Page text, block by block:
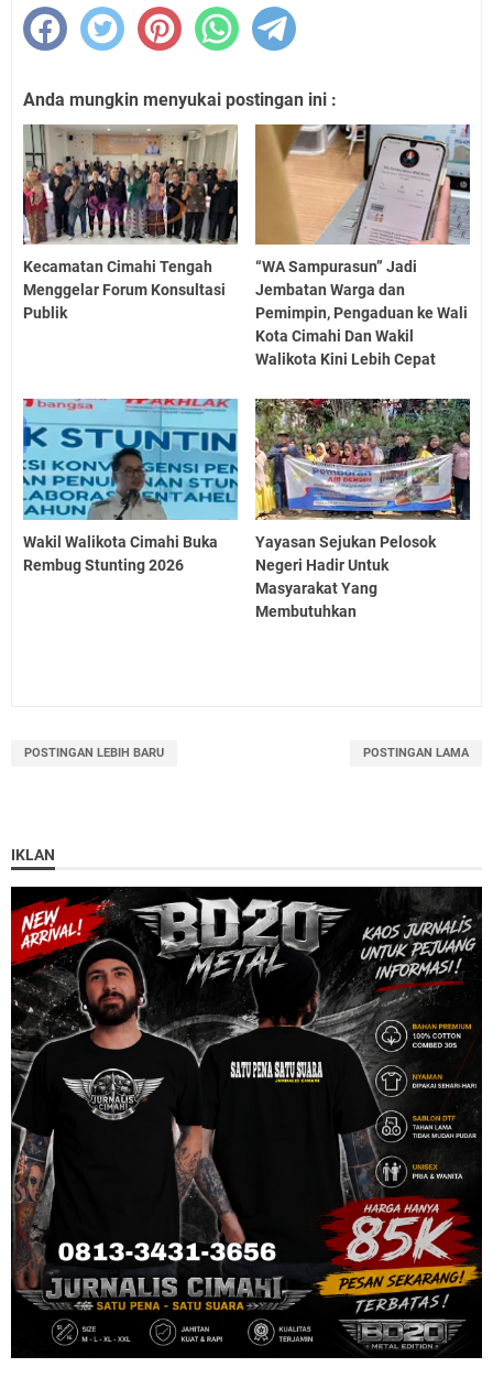
Anda mungkin menyukai postingan ini :
Kecamatan Cimahi Tengah
Menggelar Forum Konsultasi
Publik
“WA Sampurasun” Jadi
Jembatan Warga dan
Pemimpin, Pengaduan ke Wali
Kota Cimahi Dan Wakil
Walikota Kini Lebih Cepat
Wakil Walikota Cimahi Buka
Rembug Stunting 2026
Yayasan Sejukan Pelosok
Negeri Hadir Untuk
Masyarakat Yang
Membutuhkan
POSTINGAN LEBIH BARU POSTINGAN LAMA
IKLAN